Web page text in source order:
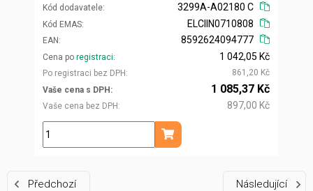
Kód dodavatele
3299A-A02180 C
Kód EMAS
EAN
ELCIIN0710808
8592624094777
Cena po registraci
Po registraci bez DPH
1 042,05 Kč
861,20 Kč
Vaše cena s DPH
Vaše cena bez DPH
1 085,37 Kč
897,00 Kč
ks
Přidat do košíku
Předchozí Následující